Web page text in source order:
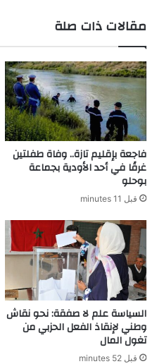
..تعزيز
الشراكة
الاستراتيجية
بين
البلدين
مقالات ذات صلة
فاجعة بإقليم تازة.. وفاة طفلتين
غرقًا في أحد الأودية بجماعة
بوحلو
قبل 11 minutes
السياسة علم لا صفقة: نحو نقاش
وطني لإنقاذ الفعل الحزبي من
تغول المال
قبل 52 minutes